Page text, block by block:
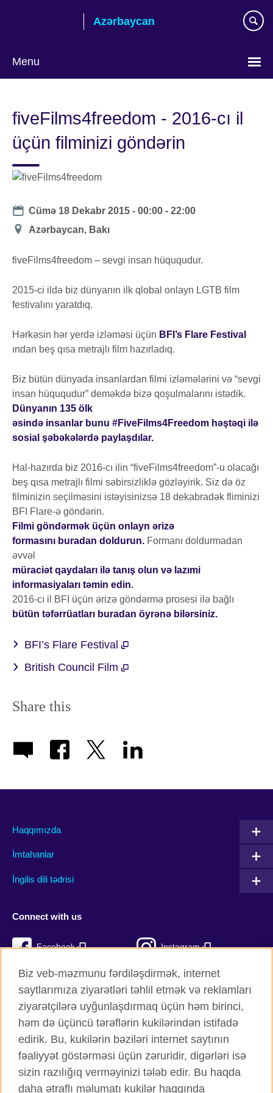
Azərbaycan
Menu
language
fiveFilms4freedom - 2016-cı il
üçün filminizi göndərin
Date
Cümə 18 Dekabr 2015 -00:00 -22:00
Location
Azərbaycan, Bakı
fiveFilms4freedom – sevgi insan hüququdur.
2015-ci ildə biz dünyanın ilk qlobal onlayn LGTB film
festivalını yaratdıq.
Hərkəsin hər yerdə izləməsi üçün BFI’s Flare Festival
ından beş qısa metrajlı film hazırladıq.
Biz bütün dünyada insanlardan filmi izləmələrini və “sevgi
insan hüququdur” deməkdə bizə qoşulmalarını istədik.
Dünyanın 135 ölk
əsində insanlar bunu #FiveFilms4Freedom həştəqi ilə
sosial şəbəkələrdə paylaşdılar.
Hal-hazırda biz 2016-cı ilin “fiveFilms4freedom”-u olacağı
beş qısa metrajlı filmi səbirsizliklə gözləyirik. Siz də öz
filminizin seçilməsini istəyisinizsə 18 dekabradək fliminizi
BFI Flare-ə göndərin.
Filmi göndərmək üçün onlayn ərizə
formasını buradan doldurun. Formanı doldurmadan
əvvəl
müraciət qaydaları ilə tanış olun və lazımi
informasiyaları təmin edin.
2016-cı il BFI üçün ərizə göndərmə prosesi ilə bağlı
bütün təfərrüatları buradan öyrənə bilərsiniz.
BFI’s Flare Festival
British Council Film
Share this
Haqqımızda
İmtahanlar
İngilis dili tədrisi
Connect with us
Facebook Instagram
Twitter TikTok
British Council qlobal
Məxfilik və şərtlər
Biz veb-məzmunu fərdiləşdirmək, internet
saytlarımıza ziyarətləri təhlil etmək və reklamları
ziyarətçilərə uyğunlaşdırmaq üçün həm birinci,
həm də üçüncü tərəflərin kukilərindən istifadə
edirik. Bu, kukilərin bəziləri internet saytının
fəaliyyət göstərməsi üçün zəruridir, digərləri isə
sizin razılığıq verməyinizi tələb edir. Bu haqda
daha ətraflı məlumatı kukilər haqqında